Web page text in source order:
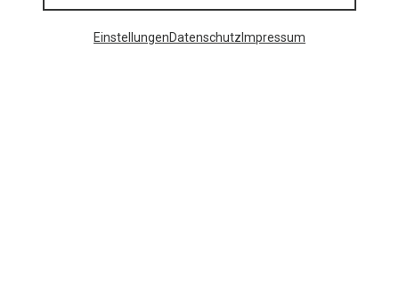
EinstellungenDatenschutz Impressum